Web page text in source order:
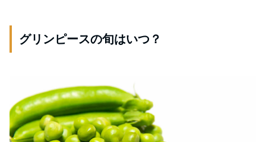
グリンピースの旬はいつ？